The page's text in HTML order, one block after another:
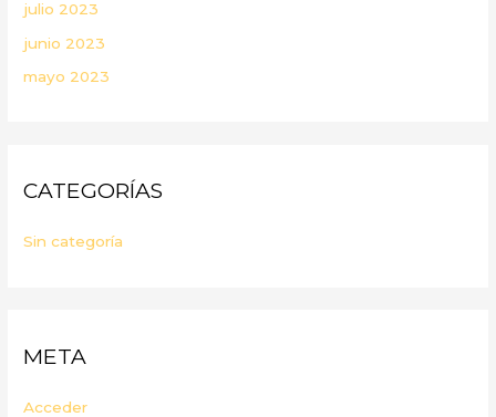
julio 2023
junio 2023
mayo 2023
CATEGORÍAS
Sin categoría
META
Acceder